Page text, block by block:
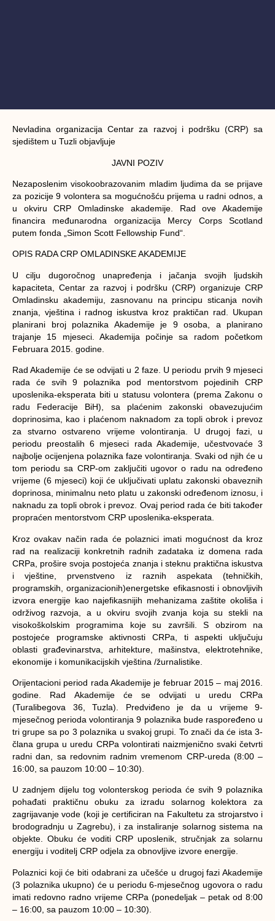
Nevladina organizacijaCentar za razvoj i podršku (CRP) sa
sjedištem u Tuzli objavljuje
JAVNI POZIV
Nezaposlenim visokoobrazovanim mladim ljudima da se prijave
za pozicije 9 volontera sa mogućnošću prijema u radni odnos, a
u okviruCRP Omladinske akademije. Rad ove Akademije
financira međunarodna organizacija Mercy Corps Scotland
putem fonda „Simon Scott Fellowship Fund“.
OPIS RADA CRP OMLADINSKE AKADEMIJE
U cilju dugoročnog unapređenja i jačanja svojih ljudskih
kapaciteta, Centar za razvoj i podršku (CRP) organizuje CRP
Omladinsku akademiju , zasnovanu na principu sticanja novih
znanja, vještina i radnog iskustva kroz praktičan rad. Ukupan
planirani broj polaznika Akademije je 9 osoba , a planirano
trajanje 15 mjeseci. Akademija počinje sa radom početkom
Februara 2015. godine.
Rad Akademije će se odvijati u 2 faze. U periodu prvih 9 mjeseci
rada će svih 9 polaznika pod mentorstvom pojedinih CRP
uposlenika-eksperata biti u statusu volontera (prema Zakonu o
radu Federacije BiH), sa plaćenim zakonski obavezujućim
doprinosima, kao i plaćenom naknadom za topli obrok i prevoz
za stvarno ostvareno vrijeme volontiranja. U drugoj fazi, u
periodu preostalih 6 mjeseci rada Akademije, učestvovaće 3
najbolje ocijenjena polaznika faze volontiranja. Svaki od njih će u
tom periodu sa CRP-om zaključiti ugovor o radu na određeno
vrijeme (6 mjeseci) koji će uključivati uplatu zakonski obaveznih
doprinosa, minimalnu neto platu u zakonski određenom iznosu, i
naknadu za topli obrok i prevoz. Ovaj period rada će biti također
propraćen mentorstvom CRP uposlenika-eksperata.
Kroz ovakav način rada će polaznici imati mogućnost da kroz
rad na realizaciji konkretnih radnih zadataka iz domena rada
CRPa, prošire svoja postojeća znanja i steknu praktična iskustva
i vještine, prvenstveno iz raznih aspekata (tehničkih,
programskih, organizacionih)energetske efikasnosti i obnovljivih
izvora energije kao najefikasnijih mehanizama zaštite okoliša i
održivog razvoja , a u okviru svojih zvanja koja su stekli na
visokoškolskim programima koje su završili. S obzirom na
postojeće programske aktivnosti CRPa, ti aspekti uključuju
oblasti građevinarstva, arhitekture, mašinstva, elektrotehnike,
ekonomije i komunikacijskih vještina /žurnalistike
Orijentacioni period rada Akademije je februar 2015 – maj 2016.
godine. Rad Akademije će se odvijati u uredu CRPa
(Turalibegova 36, Tuzla). Predviđeno je da u vrijeme 9-
mjesečnog perioda volontiranja 9 polaznika bude raspoređeno u
tri grupe sa po 3 polaznika u svakoj grupi. To znači da će ista 3-
člana grupa u uredu CRPa volontirati naizmjenično svaki četvrti
radni dan, sa redovnim radnim vremenom CRP-ureda (8:00 –
16:00, sa pauzom 10:00 – 10:30).
U zadnjem dijelu tog volonterskog perioda će svih 9 polaznika
pohađati praktičnu obuku za izradu solarnog kolektora za
zagrijavanje vode (koji je certificiran na Fakultetu za strojarstvo i
brodogradnju u Zagrebu), i za instaliranje solarnog sistema na
objekte. Obuku će voditi CRP uposlenik, stručnjak za solarnu
energiju i voditelj CRP odjela za obnovljive izvore energije.
Polaznici koji će biti odabrani za učešće u drugoj fazi Akademije
(3 polaznika ukupno) će u periodu 6-mjesečnog ugovora o radu
imati redovno radno vrijeme CRPa (ponedeljak – petak od 8:00
– 16:00, sa pauzom 10:00 – 10:30).